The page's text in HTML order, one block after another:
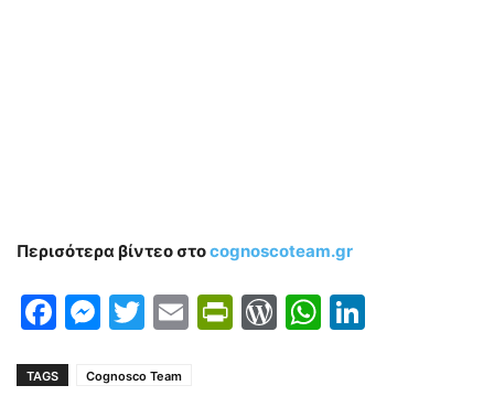
Περισότερα βίντεο στοcognoscoteam.gr
Facebook
Messenger
Twitter
EmailPrintFriendly
WordPress
WhatsApp
TAGS Cognosco Team